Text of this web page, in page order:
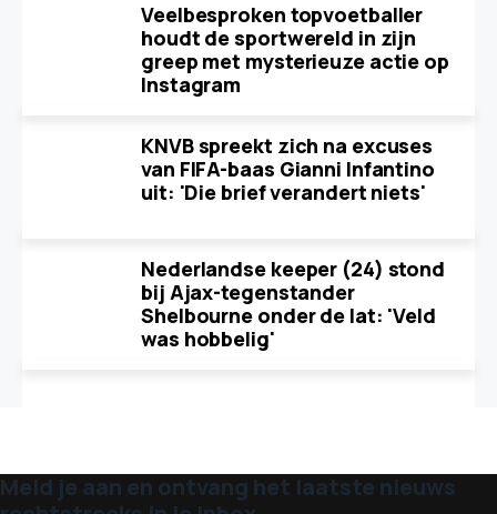
Veelbesproken topvoetballer
houdt de sportwereld in zijn
greep met mysterieuze actie op
Instagram
KNVB spreekt zich na excuses
van FIFA-baas Gianni Infantino
uit: 'Die brief verandert niets'
Nederlandse keeper (24) stond
bij Ajax-tegenstander
Shelbourne onder de lat: 'Veld
was hobbelig'
Meld je aan en ontvang het laatste nieuws